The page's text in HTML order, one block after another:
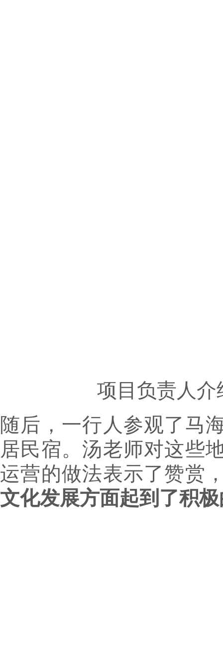
项目负责人
随后，一行人参观了马
居民宿。汤老师对这些
运营的做法表示了赞赏
文化发展方面起到了积